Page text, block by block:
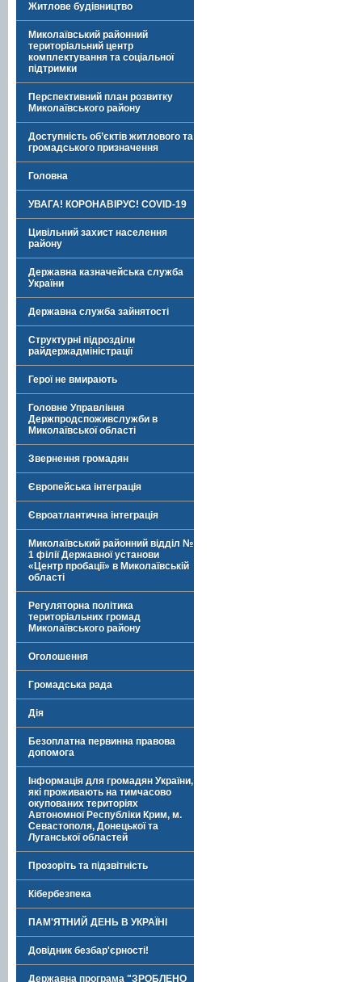
Житлове будівництво
Миколаївський районний
територіальний центр
комплектування та соціальної
підтримки
Перспективний план розвитку
Миколаївського району
Доступність об’єктів житлового та
громадського призначення
Головна
УВАГА! КОРОНАВІРУС! COVID-19
Цивільний захист населення
району
Державна казначейська служба
України
Державна служба зайнятості
Структурні підрозділи
райдержадміністрації
Герої не вмирають
Головне Управління
Держпродспоживслужби в
Миколаївської області
Звернення громадян
Європейська інтеграція
Євроатлантична інтеграція
Миколаївський районний відділ №
1 філії Державної установи
«Центр пробації» в Миколаївській
області
Регуляторна політика
територіальних громад
Миколаївського району
Оголошення
Громадська рада
Дія
Безоплатна первинна правова
допомога
Інформація для громадян України,
які проживають на тимчасово
окупованих територіях
Автономної Республіки Крим, м.
Севастополя, Донецької та
Луганської областей
Прозоріть та підзвітність
Кібербезпека
ПАМ'ЯТНИЙ ДЕНЬ В УКРАЇНІ
Довідник безбар'єрності!
Державна програма "ЗРОБЛЕНО